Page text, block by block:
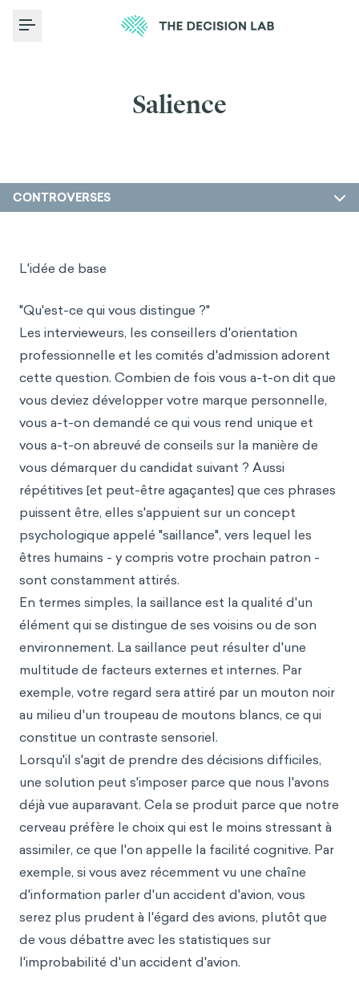
Toggle Menu
Salience
CONTROVERSES
L'idée de base
"Qu'est-ce qui vous distingue ?"
Les intervieweurs, les conseillers d'orientation
professionnelle et les comités d'admission adorent
cette question. Combien de fois vous a-t-on dit que
vous deviez développer votre marque personnelle,
vous a-t-on demandé ce qui vous rend unique et
vous a-t-on abreuvé de conseils sur la manière de
vous démarquer du candidat suivant ? Aussi
répétitives [et peut-être agaçantes] que ces phrases
puissent être, elles s'appuient sur un concept
psychologique appelé "saillance", vers lequel les
êtres humains - y compris votre prochain patron -
sont constamment attirés.
En termes simples, la saillance est la qualité d'un
élément qui se distingue de ses voisins ou de son
environnement. La saillance peut résulter d'une
multitude de facteurs externes et internes. Par
exemple, votre regard sera attiré par un mouton noir
au milieu d'un troupeau de moutons blancs, ce qui
constitue un contraste sensoriel.
Lorsqu'il s'agit de prendre des décisions difficiles,
une solution peut s'imposer parce que nous l'avons
déjà vue auparavant. Cela se produit parce que notre
cerveau préfère le choix qui est le moins stressant à
assimiler, ce que l'on appelle la facilité cognitive. Par
exemple, si vous avez récemment vu une chaîne
d'information parler d'un accident d'avion, vous
serez plus prudent à l'égard des avions, plutôt que
de vous débattre avec les statistiques sur
l'improbabilité d'un accident d'avion.